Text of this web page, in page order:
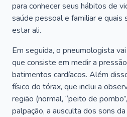
para conhecer seus hábitos de
saúde pessoal e familiar e quais
estar ali.
Em seguida, o pneumologista
que consiste em medir a
batimentos cardíacos. Além
físico do tórax, que inclui a
região (normal, “peito de
palpação, a ausculta dos sons